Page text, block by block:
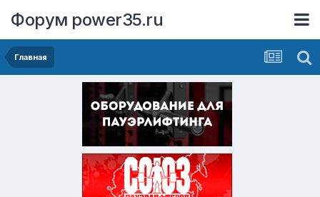
Форум power35.ru
Главная